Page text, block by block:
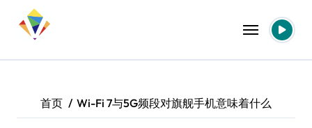
首页 Wi-Fi 7与5G频段对旗舰手机意味着什么